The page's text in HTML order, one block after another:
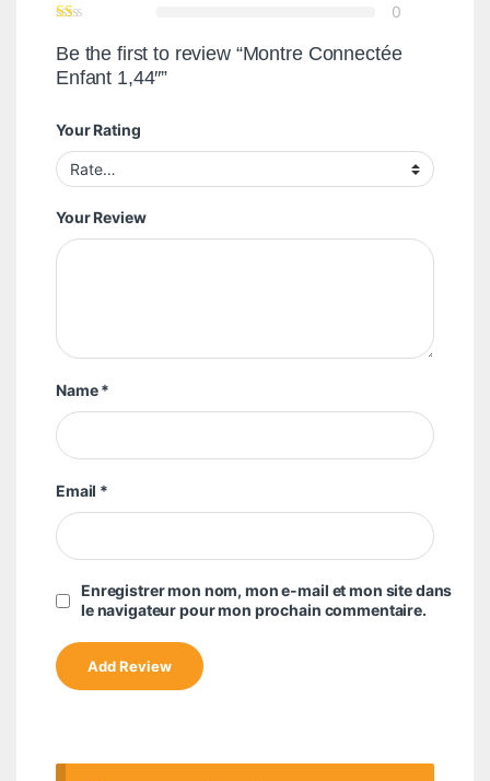
0
Be the first to review “Montre Connectée
Enfant 1,44″”
Your Rating
Your Review
Name*
Email *
Enregistrer mon nom, mon e-mail et mon site dans
le navigateur pour mon prochain commentaire.